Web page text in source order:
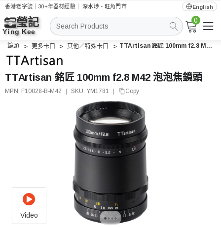
香港老字號｜30+年器材經驗｜深水埗・旺角門市 English
搜
0
鏡頭 更多卡口 其他／特殊卡口 TTArtisan 銘匠 100mm f2.8 M42 泡泡焦鏡頭
TTArtisan 銘匠 100mm f2.8 M42 泡泡焦鏡頭
MPN: F10028-B-M42 SKU: YM1781 Copy
Video